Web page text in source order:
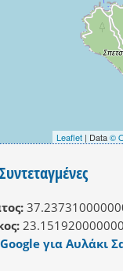
Leaflet | Data©
23.151920000000
για Αυλάκι